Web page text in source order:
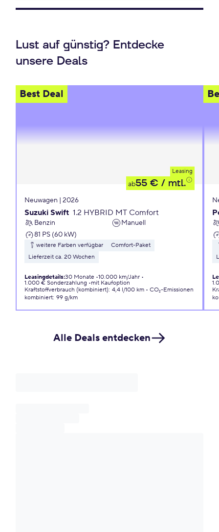
Lust auf günstig? Entdecke
unsere Deals
Best Deal
Leasing
ab55 € / mtl.
Neuwagen | 2026
Suzuki Swift 1.2 HYBRID MT Comfort
Benzin
Manuell
81 PS (60 kW)
weitere Farben verfügbar
Comfort-Paket
Lieferzeit ca. 20 Wochen
Leasingdetails:30 Monate 10.000 km/Jahr
1.000 € Sonderzahlung
mit Kaufoption
Kraftstoffverbrauch (kombiniert): 4,4 l/100 km
CO₂-Emissionen
kombiniert: 99 g/km
Alle Deals entdecken